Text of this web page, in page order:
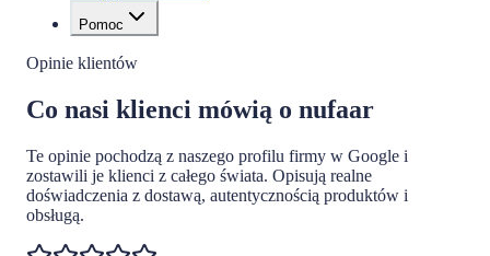
Pomoc
Opinie klientów
Co nasi klienci mówią o nufaar
Te opinie pochodzą z naszego profilu firmy w Google i
zostawili je klienci z całego świata. Opisują realne
doświadczenia z dostawą, autentycznością produktów i
obsługą.